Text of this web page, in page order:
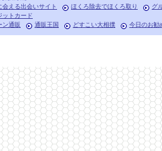
会える出会いサイト ほくろ除去でほくろ取り
グ
ットカード
ン通販
通販王国 どすこい大相撲 今日のお勧